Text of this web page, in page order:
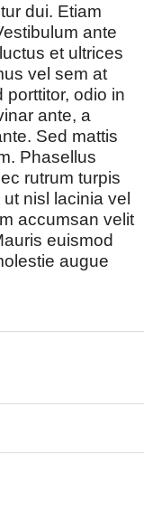
dui. Etiam
ante
et ultrices
vel sem at
porttitor, odio in
ante, a
Sed mattis
Phasellus
rutrum turpis
nisl lacinia vel
accumsan velit
euismod
augue